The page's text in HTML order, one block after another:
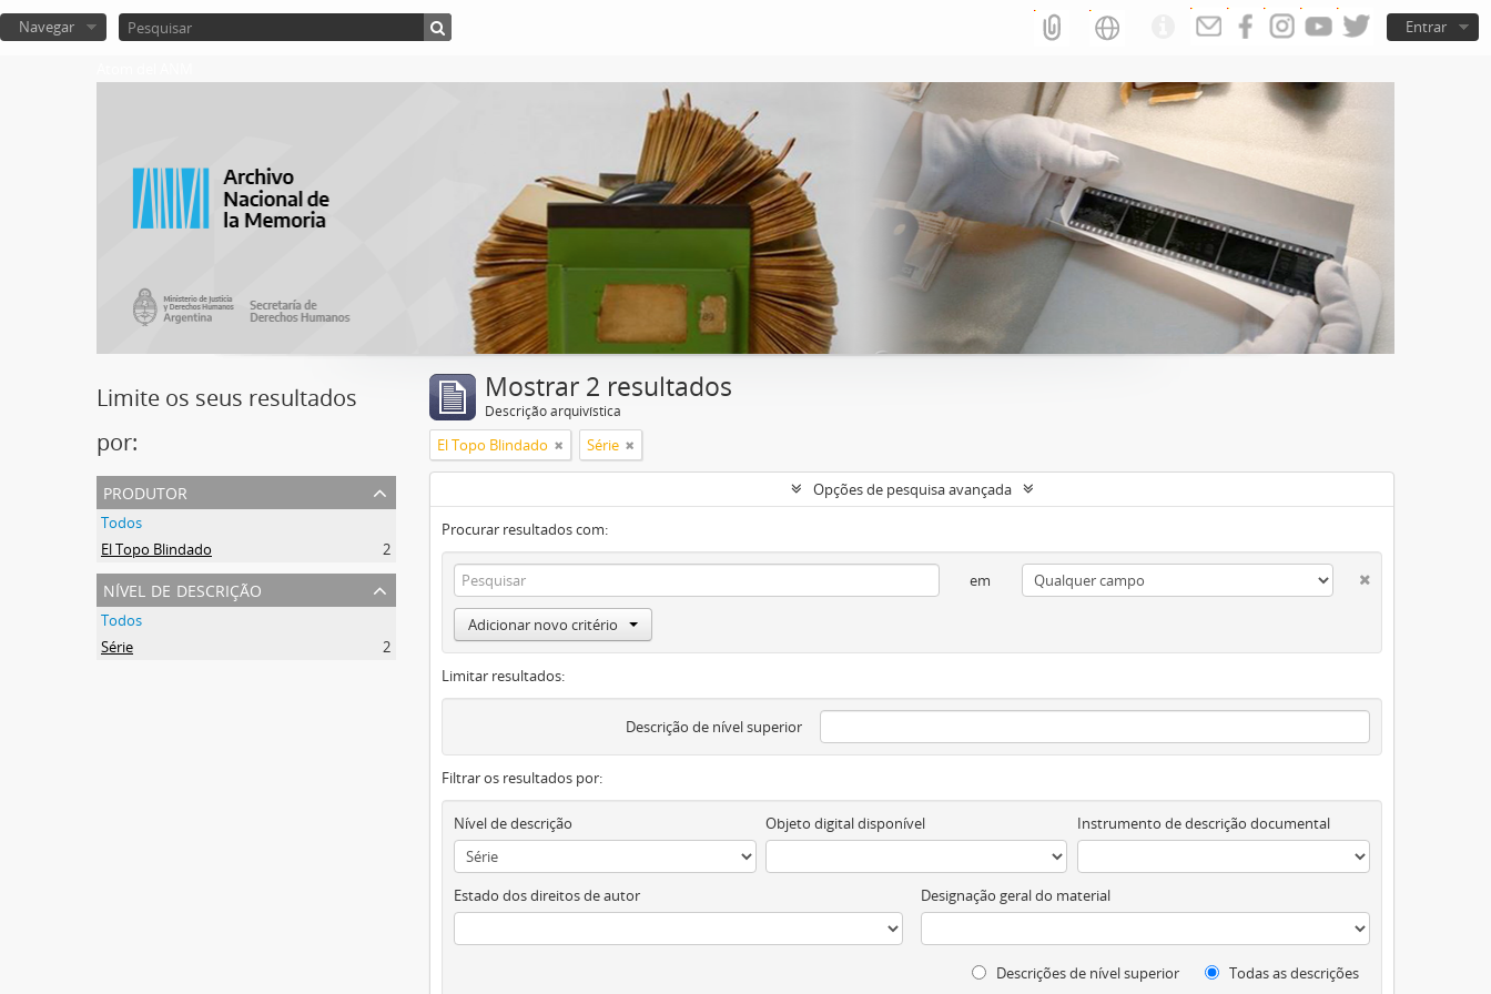
Entrar
Navegar
Limite os seus resultados
por:
produtor
Todos
El Topo Blindado
2
nível de descrição
Todos
Série
2
Mostrar 2 resultados
Descrição arquivística
El Topo Blindado Série
Opções de pesquisa avançada
Procurar resultados com:
em
Adicionar novo critério
Limitar resultados:
Descrição de nível superior
Filtrar os resultados por:
Nível de descrição Objeto digital disponível Instrumento de descrição documental
Estado dos direitos de autor Designação geral do material
Descrições de nível superior Todas as descrições